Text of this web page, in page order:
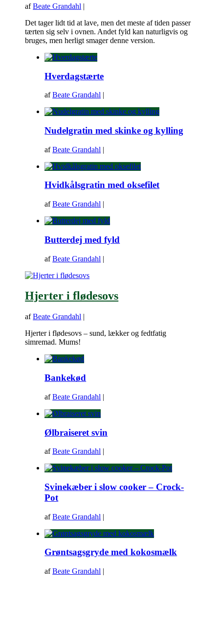
afBeate Grandahl |
Det tager lidt tid at lave, men det meste af tiden passer
tærten sig selv i ovnen. Andet fyld kan naturligvis og
bruges, men herligt smager denne version.
Hverdagstærte
afBeate Grandahl |
Nudelgratin med skinke og kylling
afBeate Grandahl |
Hvidkålsgratin med oksefilet
afBeate Grandahl |
Butterdej med fyld
afBeate Grandahl |
Hjerter i flødesovs
afBeate Grandahl |
Hjerter i flødesovs – sund, lækker og fedtfatig
simremad. Mums!
Bankekød
afBeate Grandahl |
Ølbraiseret svin
afBeate Grandahl |
Svinekæber i slow cooker – Crock-
Pot
afBeate Grandahl |
Grøntsagsgryde med kokosmælk
afBeate Grandahl |